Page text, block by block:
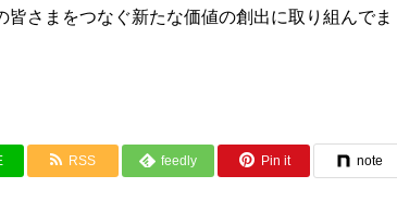
さまをつなぐ新たな価値の創出に取り組んでま
RSS feedly Pin it note